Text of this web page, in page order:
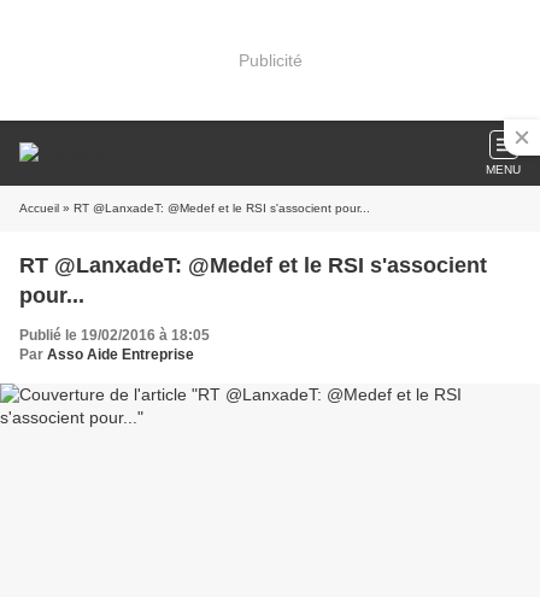
Publicité
MENU
Accueil » RT @LanxadeT: @Medef et le RSI s'associent pour...
RT @LanxadeT: @Medef et le RSI s'associent
pour...
Publié le 19/02/2016 à 18:05
Par Asso Aide Entreprise